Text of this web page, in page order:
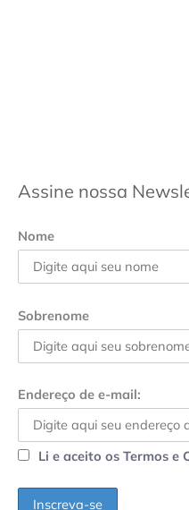
Assine nossa
Nome
Sobrenome
Endereço de e-mail:
Li e aceito os Termos e